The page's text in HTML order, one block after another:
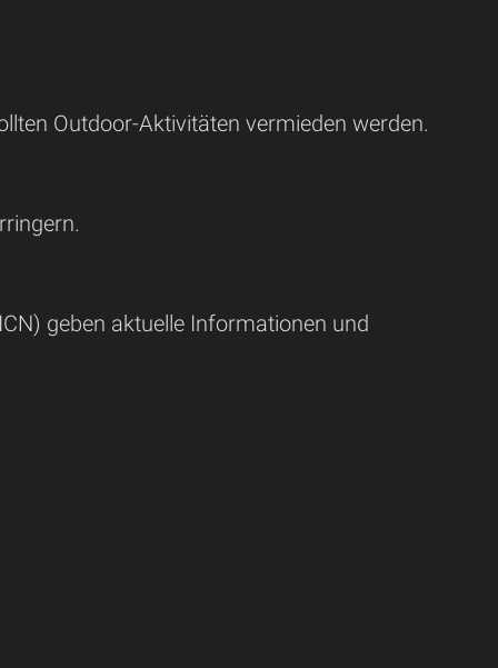
Outdoor-Aktivitäten vermieden werden.
geben aktuelle Informationen und